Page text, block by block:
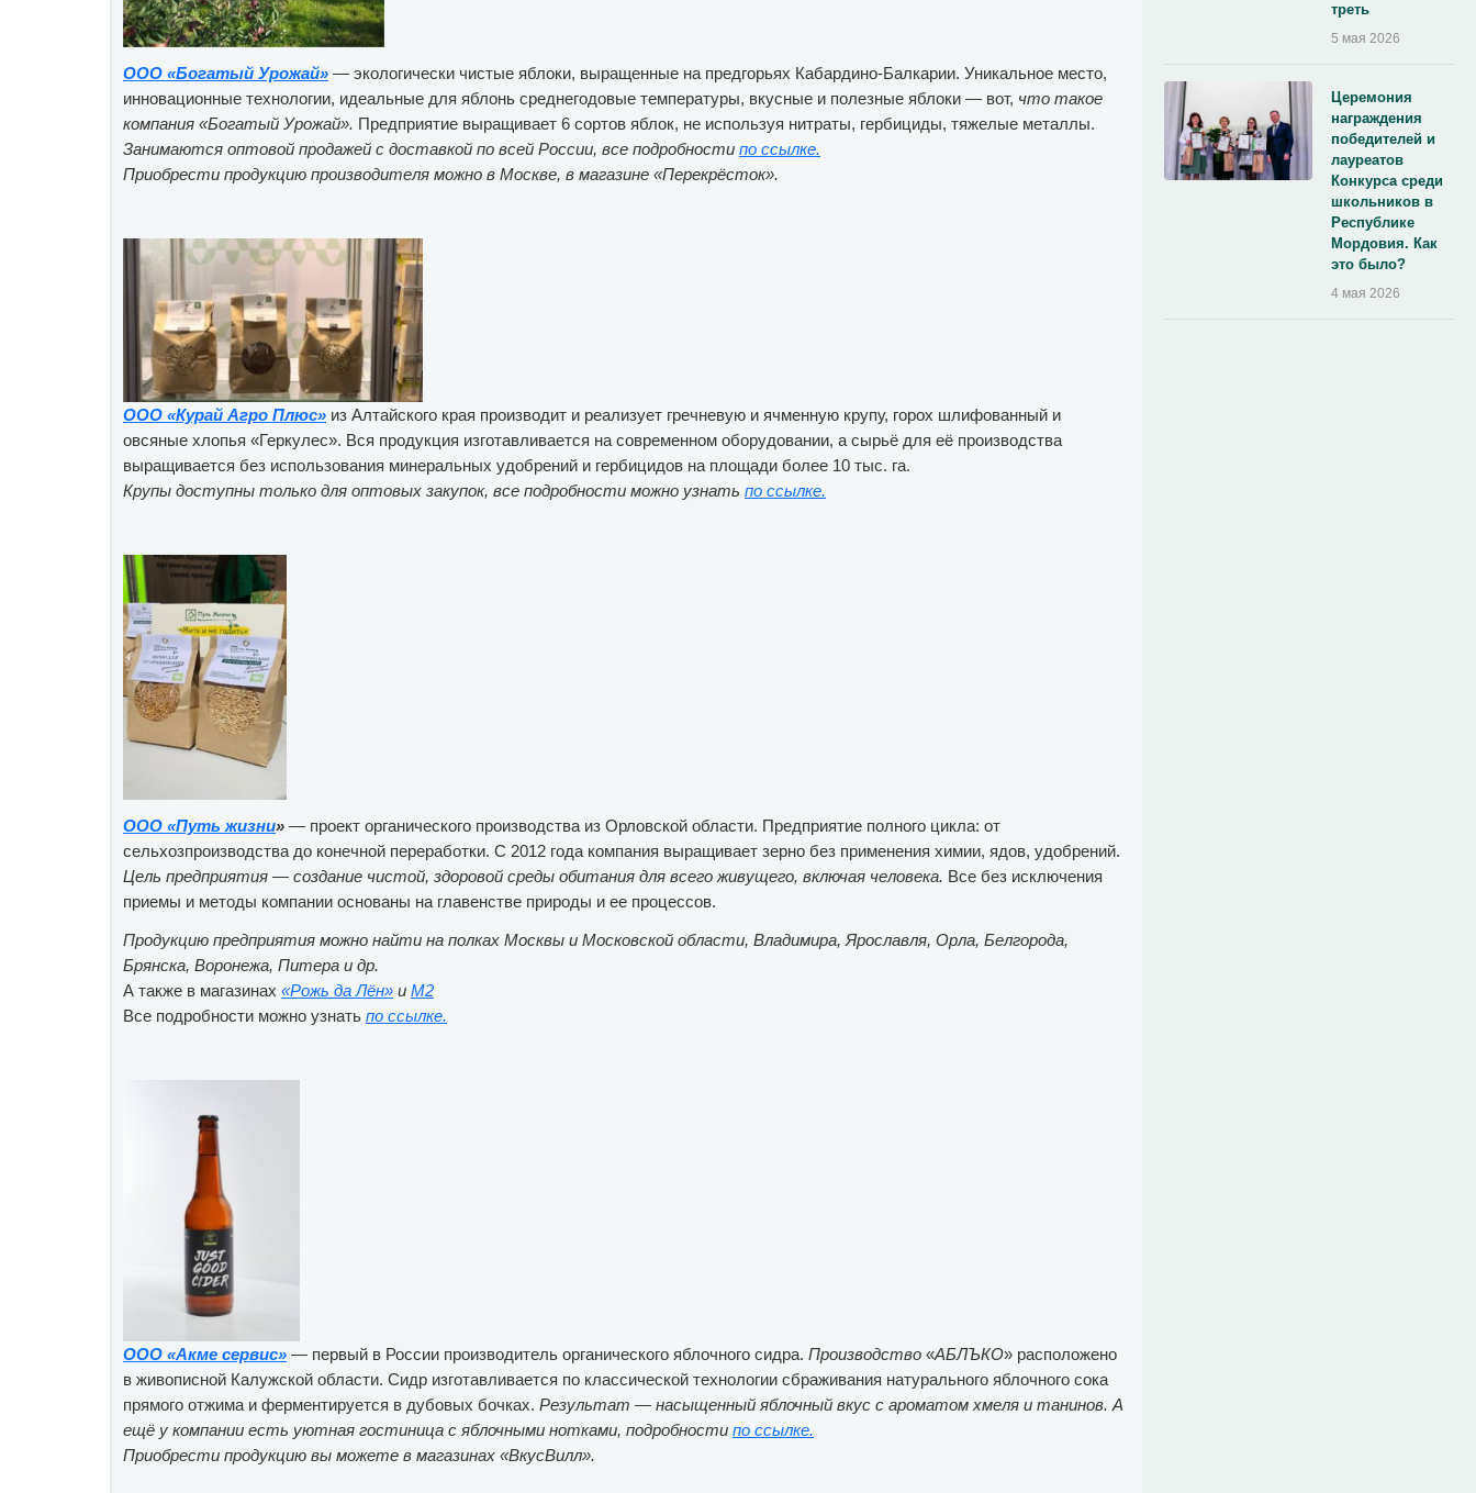
ООО «Богатый Урожай» — экологически чистые яблоки, выращенные на предгорьях Кабардино-Балкарии. Уникальное место,
инновационные технологии, идеальные для яблонь среднегодовые температуры, вкусные и полезные яблоки — вот, что такое
компания «Богатый Урожай». Предприятие выращивает 6 сортов яблок, не используя нитраты, гербициды, тяжелые металлы.
Занимаются оптовой продажей с доставкой по всей России, все подробности по ссылке.
Приобрести продукцию производителя можно в Москве, в магазине «Перекрёсток».
ООО «Курай Агро Плюс» из Алтайского края производит и реализует гречневую и ячменную крупу, горох шлифованный и
овсяные хлопья «Геркулес». Вся продукция изготавливается на современном оборудовании, а сырьё для её производства
выращивается без использования минеральных удобрений и гербицидов на площади более 10 тыс. га.
Крупы доступны только для оптовых закупок, все подробности можно узнать по ссылке.
ООО «Путь жизни» — проект органического производства из Орловской области. Предприятие полного цикла: от
сельхозпроизводства до конечной переработки. С 2012 года компания выращивает зерно без применения химии, ядов, удобрений.
Цель предприятия — создание чистой, здоровой среды обитания для всего живущего, включая человека. Все без исключения
приемы и методы компании основаны на главенстве природы и ее процессов.
Продукцию предприятия можно найти на полках Москвы и Московской области, Владимира, Ярославля, Орла, Белгорода,
Брянска, Воронежа, Питера и др.
А также в магазинах «Рожь да Лён» и М2
Все подробности можно узнать по ссылке.
ООО «Акме сервис» — первый в России производитель органического яблочного сидра. Производство «АБЛЪКО» расположено
в живописной Калужской области. Сидр изготавливается по классической технологии сбраживания натурального яблочного сока
прямого отжима и ферментируется в дубовых бочках. Результат — насыщенный яблочный вкус с ароматом хмеля и танинов. А
ещё у компании есть уютная гостиница с яблочными нотками, подробности по ссылке.
Приобрести продукцию вы можете в магазинах «ВкусВилл».
треть
5 мая 2026
Церемония
награждения
победителей и
лауреатов
Конкурса среди
школьников в
Республике
Мордовия. Как
это было?
4 мая 2026